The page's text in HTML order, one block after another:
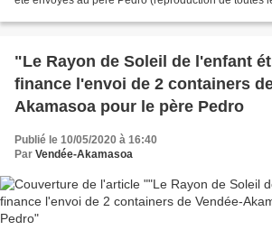
"Le Rayon de Soleil de l'enfant
finance l'envoi de 2 containers
Akamasoa pour le père Pedro
Publié le 10/05/2020 à 16:40
Par Vendée-Akamasoa